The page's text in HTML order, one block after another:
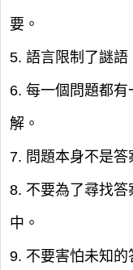
要。
5. 語言限制了謎語
6. 每一個問題都
解。
7. 問題本身不是答
8. 不要為了尋找
中。
9. 不要害怕未知